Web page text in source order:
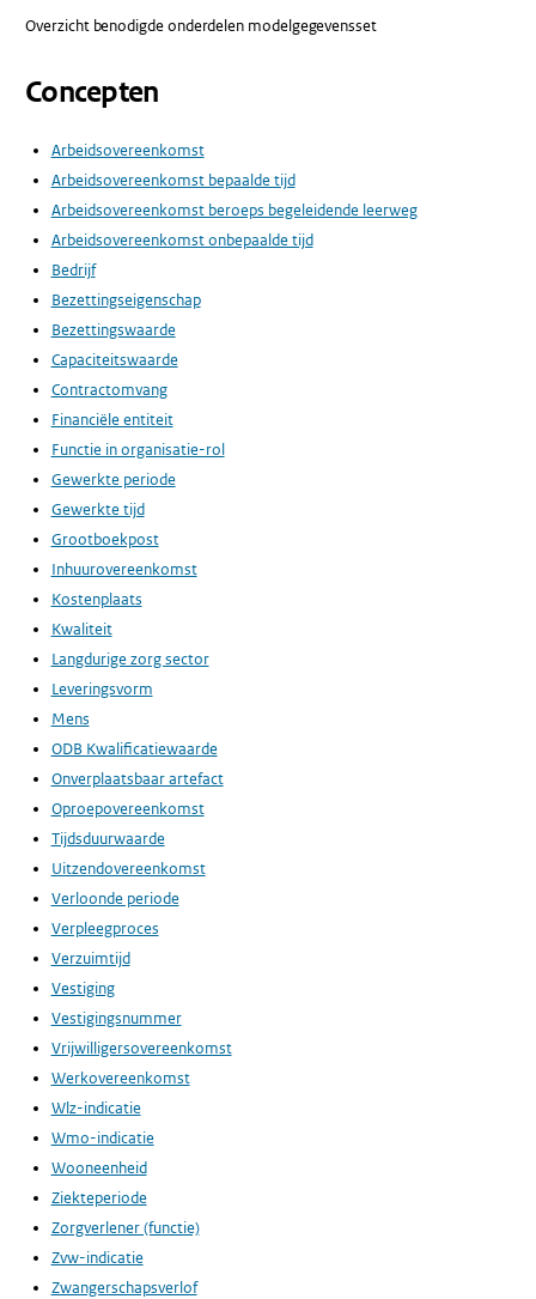
Overzicht benodigde onderdelen modelgegevensset
Concepten
Arbeidsovereenkomst
Arbeidsovereenkomst bepaalde tijd
Arbeidsovereenkomst beroeps begeleidende leerweg
Arbeidsovereenkomst onbepaalde tijd
Bedrijf
Bezettingseigenschap
Bezettingswaarde
Capaciteitswaarde
Contractomvang
Financiële entiteit
Functie in organisatie-rol
Gewerkte periode
Gewerkte tijd
Grootboekpost
Inhuurovereenkomst
Kostenplaats
Kwaliteit
Langdurige zorg sector
Leveringsvorm
Mens
ODB Kwalificatiewaarde
Onverplaatsbaar artefact
Oproepovereenkomst
Tijdsduurwaarde
Uitzendovereenkomst
Verloonde periode
Verpleegproces
Verzuimtijd
Vestiging
Vestigingsnummer
Vrijwilligersovereenkomst
Werkovereenkomst
Wlz-indicatie
Wmo-indicatie
Wooneenheid
Ziekteperiode
Zorgverlener (functie)
Zvw-indicatie
Zwangerschapsverlof